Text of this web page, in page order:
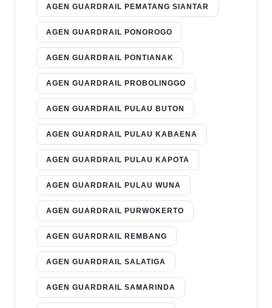
AGEN GUARDRAIL PEMATANG SIANTAR
AGEN GUARDRAIL PONOROGO
AGEN GUARDRAIL PONTIANAK
AGEN GUARDRAIL PROBOLINGGO
AGEN GUARDRAIL PULAU BUTON
AGEN GUARDRAIL PULAU KABAENA
AGEN GUARDRAIL PULAU KAPOTA
AGEN GUARDRAIL PULAU WUNA
AGEN GUARDRAIL PURWOKERTO
AGEN GUARDRAIL REMBANG
AGEN GUARDRAIL SALATIGA
AGEN GUARDRAIL SAMARINDA